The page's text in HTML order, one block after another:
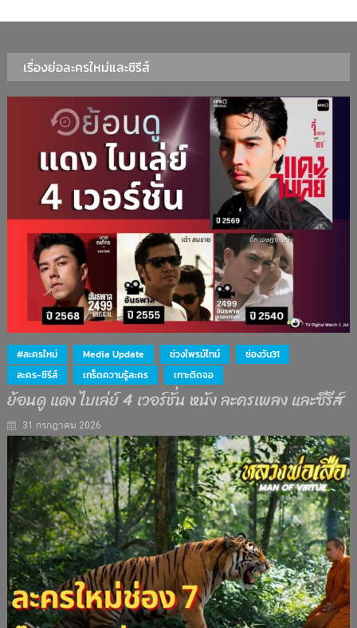
เรื่องย่อละครใหม่และซีรีส์
#ละครใหม่ Media Update ช่วงไพรม์ไทม์
ช่องวัน31
ละคร-ซีรีส์
เกร็ดความรู้ละคร เกาะติดจอ
ย้อนดู แดง ไบเล่ย์ 4 เวอร์ชั่น หนัง ละครเพลง และซีรีส์
31 กรกฎาคม 2026